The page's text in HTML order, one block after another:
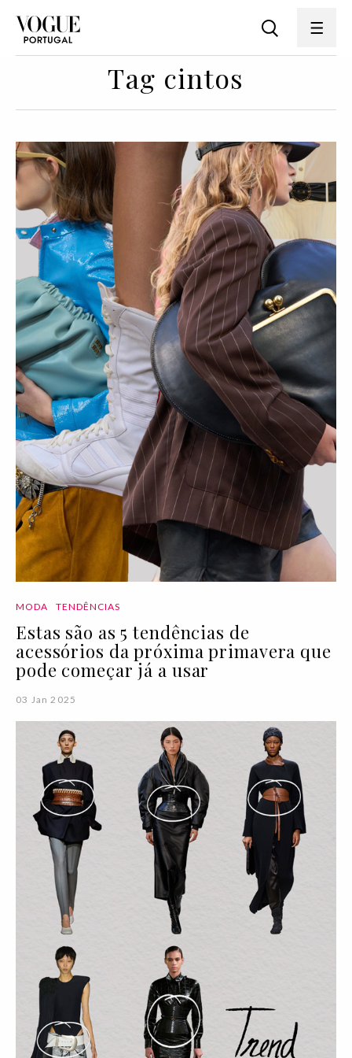
Tag cintos
MODA TENDÊNCIAS
Estas são as 5 tendências de
acessórios da próxima primavera que
pode começar já a usar
03 Jan 2025